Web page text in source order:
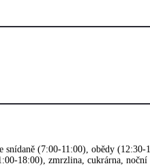
snídaně (7:00-11:00), obědy
18:00), zmrzlina, cukrárna,